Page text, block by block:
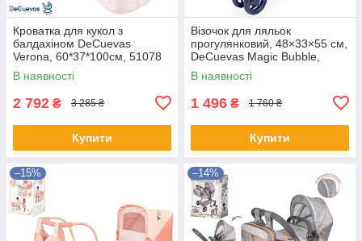
Кроватка для кукол з
балдахіном DeCuevas
Verona, 60*37*100см, 51078
В наявності
2 792 ₴ 3 285 ₴
Купити
Візочок для ляльок
прогулянковий, 48×33×55 см,
DeCuevas Magic Bubble,
90276
В наявності
1 496 ₴ 1 760 ₴
Купити
–15% –14%